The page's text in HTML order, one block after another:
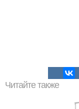
Читайте также